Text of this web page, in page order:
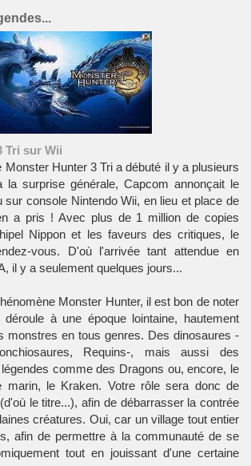
Tri sur Wii
Monster Hunter 3 Tri a débuté il y a plusieurs
la surprise générale, Capcom annonçait le
sur console Nintendo Wii, en lieu et place de
a pris ! Avec plus de 1 million de copies
Nippon et les faveurs des critiques, le
vous. D'où l'arrivée tant attendue en
, il y a seulement quelques jours...
Monster Hunter, il est bon de noter
à une époque lointaine, hautement
monstres en tous genres. Des dinosaures -
Requins-, mais aussi des
comme des Dragons ou, encore, le
marin, le Kraken. Votre rôle sera donc de
le titre...), afin de débarrasser la contrée
créatures. Oui, car un village tout entier
afin de permettre à la communauté de se
tout en jouissant d'une certaine